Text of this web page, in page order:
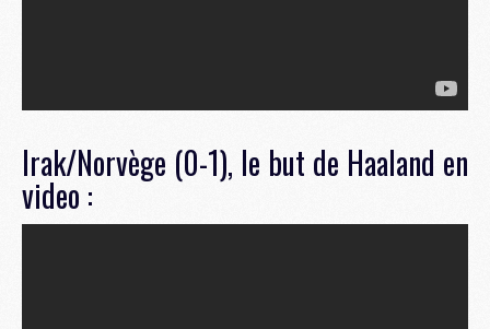
Irak/Norvège (0-1), le but de Haaland en
video :